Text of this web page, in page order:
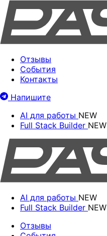
Отзывы
События
Контакты
Напишите
AI для работы NEW
Full Stack Builder NEW
AI для работы NEW
Full Stack Builder NEW
Отзывы